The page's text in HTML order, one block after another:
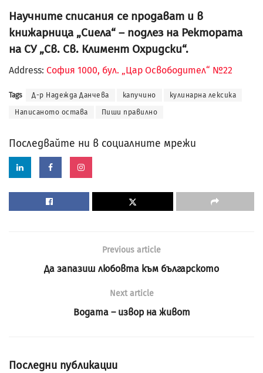
Научните списания се продават и в
книжарница „Сиела“ – подлез на Ректората
на СУ „Св. Св. Климент Охридски“.
Address: София 1000, бул. „Цар Освободител“ №22
Tags Д-р Надежда Данчева капучино кулинарна лексика
Написаното остава Пиши правилно
Последвайте ни в социалните мрежи
Previous article
Да запазиш любовта към българското
Next article
Водата – извор на живот
Последни публикации